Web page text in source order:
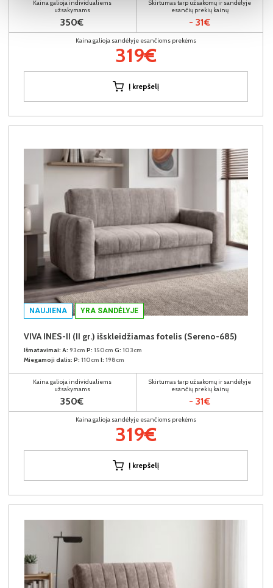
Kaina galioja individualiems
užsakymams
350€
Skirtumas tarp užsakomų ir sandėlyje
esančių prekių kainų
- 31€
Kaina galioja sandėlyje esančioms prekėms
319€
Į krepšelį
NAUJIENA YRA SANDĖLYJE
VIVA INES-II (II gr.) išskleidžiamas fotelis (Sereno-685)
Išmatavimai: A: 93cm P: 150cm G: 103cm
Miegamoji dalis: P: 110cm I: 198cm
Kaina galioja individualiems
užsakymams
350€
Skirtumas tarp užsakomų ir sandėlyje
esančių prekių kainų
- 31€
Kaina galioja sandėlyje esančioms prekėms
319€
Į krepšelį